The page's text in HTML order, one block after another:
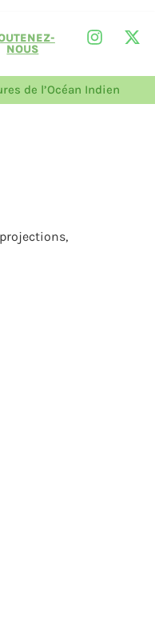
NOUS
de l’Océan Indien